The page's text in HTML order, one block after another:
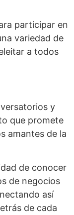
participar en
variedad de
a todos
y
que promete
amantes de la
de conocer
de negocios
así
de cada